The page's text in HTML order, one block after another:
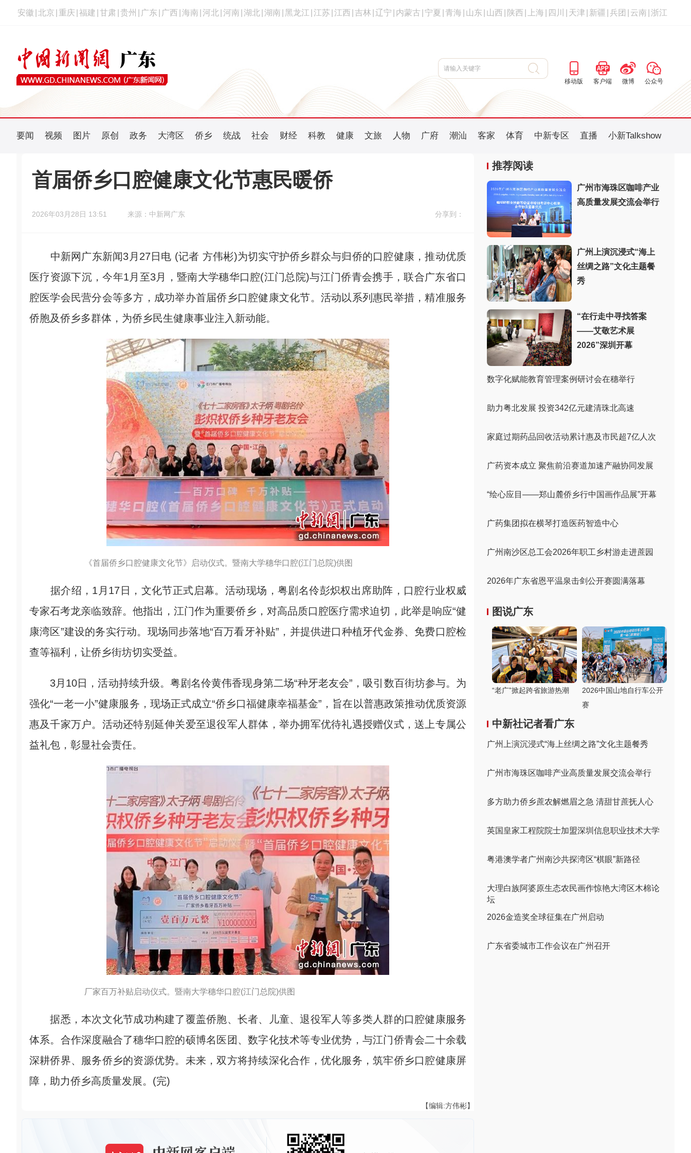
安徽 北京 重庆 福建 甘肃 贵州 广东 广西 海南 河北 河南 湖北 湖南 黑龙江 江苏 江西 吉林 辽宁 内蒙古 宁夏 青海 山东 山西 陕西 上海 四川 天津 新疆 兵团 云南 浙江
移动版 客户端 微博 公众号
要闻 视频 图片 原创 政务 大湾区 侨乡 统战 社会 财经 科教 健康 文旅 人物 广府 潮汕 客家 体育 中新专区 直播 小新Talkshow
首届侨乡口腔健康文化节惠民暖侨
2026年03月28日 13:51 来源：中新网广东 分享到：
中新网广东新闻3月27日电 (记者 方伟彬)为切实守护侨乡群众与归侨的口腔健康，推动优质
医疗资源下沉，今年1月至3月，暨南大学穗华口腔(江门总院)与江门侨青会携手，联合广东省口
腔医学会民营分会等多方，成功举办首届侨乡口腔健康文化节。活动以系列惠民举措，精准服务
侨胞及侨乡多群体，为侨乡民生健康事业注入新动能。
《首届侨乡口腔健康文化节》启动仪式。暨南大学穗华口腔(江门总院)供图
据介绍，1月17日，文化节正式启幕。活动现场，粤剧名伶彭炽权出席助阵，口腔行业权威
专家石考龙亲临致辞。他指出，江门作为重要侨乡，对高品质口腔医疗需求迫切，此举是响应“健
康湾区”建设的务实行动。现场同步落地“百万看牙补贴”，并提供进口种植牙代金券、免费口腔检
查等福利，让侨乡街坊切实受益。
3月10日，活动持续升级。粤剧名伶黄伟香现身第二场“种牙老友会”，吸引数百街坊参与。为
强化“一老一小”健康服务，现场正式成立“侨乡口福健康幸福基金”，旨在以普惠政策推动优质资源
惠及千家万户。活动还特别延伸关爱至退役军人群体，举办拥军优待礼遇授赠仪式，送上专属公
益礼包，彰显社会责任。
厂家百万补贴启动仪式。暨南大学穗华口腔(江门总院)供图
据悉，本次文化节成功构建了覆盖侨胞、长者、儿童、退役军人等多类人群的口腔健康服务
体系。合作深度融合了穗华口腔的硕博名医团、数字化技术等专业优势，与江门侨青会二十余载
深耕侨界、服务侨乡的资源优势。未来，双方将持续深化合作，优化服务，筑牢侨乡口腔健康屏
障，助力侨乡高质量发展。(完)
【编辑:方伟彬】
推荐阅读
广州市海珠区咖啡产业
高质量发展交流会举行
广州上演沉浸式“海上
丝绸之路”文化主题餐
秀
“在行走中寻找答案
——艾敬艺术展
2026”深圳开幕
数字化赋能教育管理案例研讨会在穗举行
助力粤北发展 投资342亿元建清珠北高速
家庭过期药品回收活动累计惠及市民超7亿人次
广药资本成立 聚焦前沿赛道加速产融协同发展
“绘心应目——郑山麓侨乡行中国画作品展”开幕
广药集团拟在横琴打造医药智造中心
广州南沙区总工会2026年职工乡村游走进蔗园
2026年广东省恩平温泉击剑公开赛圆满落幕
图说广东
“老广”掀起跨省旅游热潮
2026中国山地自行车公开
赛
中新社记者看广东
广州上演沉浸式“海上丝绸之路”文化主题餐秀
广州市海珠区咖啡产业高质量发展交流会举行
多方助力侨乡蔗农解燃眉之急 清甜甘蔗抚人心
英国皇家工程院院士加盟深圳信息职业技术大学
粤港澳学者广州南沙共探湾区“棋眼”新路径
大理白族阿婆原生态农民画作惊艳大湾区木棉论
坛
2026金造奖全球征集在广州启动
广东省委城市工作会议在广州召开